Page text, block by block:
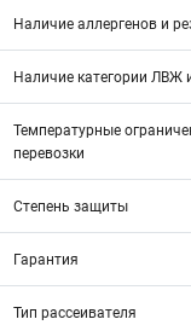
Наличие аллергенов и
Наличие категории ЛВЖ
Температурные
перевозки
Степень защиты
Гарантия
Тип рассеивателя